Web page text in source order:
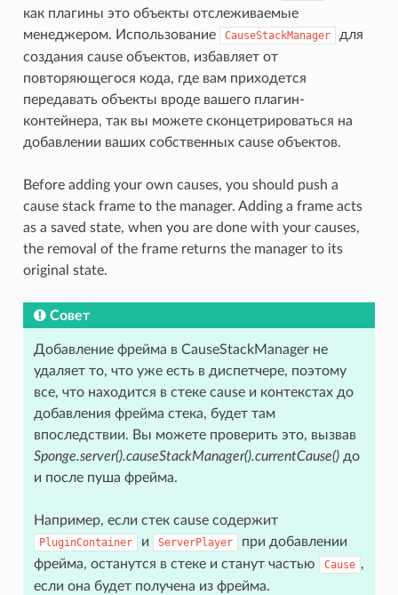
как плагины это объекты отслеживаемые
менеджером. Использование
CauseStackManager
для
создания cause объектов, избавляет от
повторяющегося кода, где вам приходется
передавать объекты вроде вашего плагин-
контейнера, так вы можете сконцетрироваться на
добавлении ваших собственных cause объектов.
Before adding your own causes, you should push a
cause stack frame to the manager. Adding a frame acts
as a saved state, when you are done with your causes,
the removal of the frame returns the manager to its
original state.
Совет
Добавление фрейма в CauseStackManager не
удаляет то, что уже есть в диспетчере, поэтому
все, что находится в стеке cause и контекстах до
добавления фрейма стека, будет там
впоследствии. Вы можете проверить это, вызвав
Sponge.server().causeStackManager().currentCause()до
и после пуша фрейма.
Например, если стек cause содержит
PluginContainer и ServerPlayer
при добавлении
фрейма, останутся в стеке и станут частью
Cause ,
если она будет получена из фрейма.